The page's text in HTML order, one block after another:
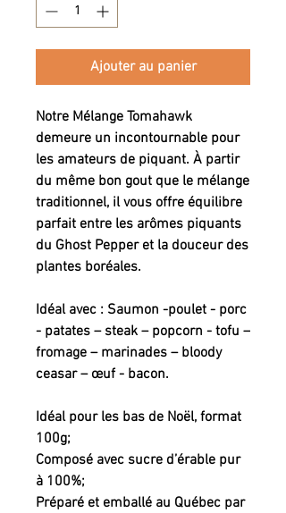
Ajouter au panier
Notre Mélange Tomahawk
demeure un incontournable pour
les amateurs de piquant. À partir
du même bon gout que le mélange
traditionnel, il vous offre équilibre
parfait entre les arômes piquants
du Ghost Pepper et la douceur des
plantes boréales.
Idéal avec : Saumon -poulet - porc
- patates – steak – popcorn - tofu –
fromage – marinades – bloody
ceasar – œuf - bacon.
Idéal pour les bas de Noël, format
100g;
Composé avec sucre d’érable pur
à 100%;
Préparé et emballé au Québec par